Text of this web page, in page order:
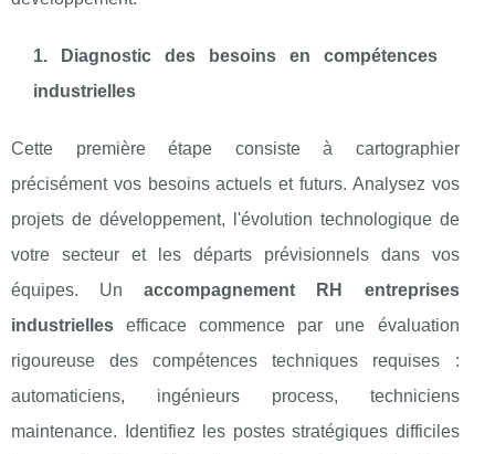
1. Diagnostic des besoins en compétences
industrielles
Cette première étape consiste à cartographier
précisément vos besoins actuels et futurs. Analysez vos
projets de développement, l'évolution technologique de
votre secteur et les départs prévisionnels dans vos
équipes. Unaccompagnement RH entreprises
industrielles efficace commence par une évaluation
rigoureuse des compétences techniques requises :
automaticiens, ingénieurs process, techniciens
maintenance. Identifiez les postes stratégiques difficiles